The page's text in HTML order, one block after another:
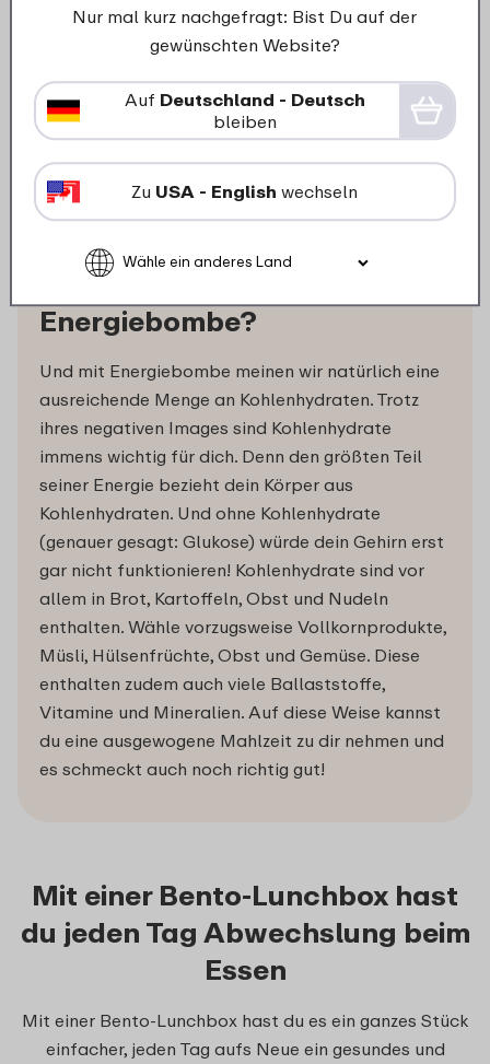
Tipp 4: Wie wär’s mit einer
Energiebombe?
Und mit Energiebombe meinen wir natürlich eine
ausreichende Menge an Kohlenhydraten. Trotz
ihres negativen Images sind Kohlenhydrate
immens wichtig für dich. Denn den größten Teil
seiner Energie bezieht dein Körper aus
Kohlenhydraten. Und ohne Kohlenhydrate
(genauer gesagt: Glukose) würde dein Gehirn erst
gar nicht funktionieren! Kohlenhydrate sind vor
allem in Brot, Kartoffeln, Obst und Nudeln
enthalten. Wähle vorzugsweise Vollkornprodukte,
Müsli, Hülsenfrüchte, Obst und Gemüse. Diese
enthalten zudem auch viele Ballaststoffe,
Vitamine und Mineralien. Auf diese Weise kannst
du eine ausgewogene Mahlzeit zu dir nehmen und
es schmeckt auch noch richtig gut!
Mit einer Bento-Lunchbox hast
du jeden Tag Abwechslung beim
Essen
Mit einer Bento-Lunchbox hast du es ein ganzes Stück
einfacher, jeden Tag aufs Neue ein gesundes und
Nur mal kurz nachgefragt: Bist Du auf der
gewünschten Website?
Auf Deutschland - Deutsch
bleiben
Zu USA - English wechseln